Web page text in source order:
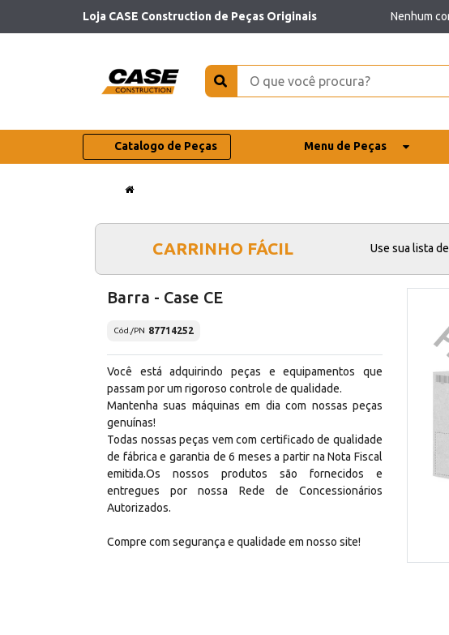
Loja CASE Construction de Peças Originais Nenhum
Catalogo de Peças Menu de Peças
CARRINHO FÁCIL Use sua lista
Barra - Case CE
Cód./PN 87714252
Você está adquirindo peças e equipamentos que
passam por um rigoroso controle de qualidade.
Mantenha suas máquinas em dia com nossas peças
genuínas!
Todas nossas peças vem com certificado de qualidade
de fábrica e garantia de 6 meses a partir na Nota Fiscal
emitida.Os nossos produtos são fornecidos e
entregues por nossa Rede de Concessionários
Autorizados.
Compre com segurança e qualidade em nosso site!